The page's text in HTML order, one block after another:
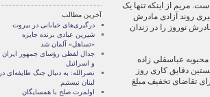
مریم از اینکه تنها یک
روند آزادی مادرش
نوروز را در زندان
عباسقلی زاده
دقایق کاری روز
تقاضای تخفیف مبلغ
آخرین مطالب
درگیری‌های خیابانی در بیروت
شیرین عبادی برنده جایزه
«تساهل» آلمان شد
جدال لفظی رؤسای جمهور ایران
و اسرائیل
نصرالله: به دنبال جنگ طایفه‌ای در
لبنان نیستیم
اولمرت صلح با همسایگان